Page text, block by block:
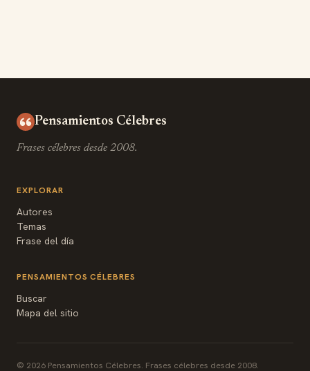
Pensamientos Célebres
Frases célebres desde 2008.
EXPLORAR
Autores
Temas
Frase del día
PENSAMIENTOS CÉLEBRES
Buscar
Mapa del sitio
© 2026 Pensamientos Célebres. Frases célebres desde 2008.